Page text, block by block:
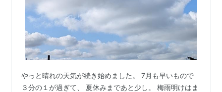
やっと晴れの天気が続き始めました。 7月も早いもので
３分の１が過ぎて、 夏休みまであと少し。 梅雨明けはま